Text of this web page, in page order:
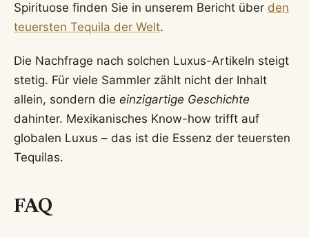
Spirituose finden Sie in unserem Bericht über den
teuersten Tequila der Welt.
Die Nachfrage nach solchen Luxus-Artikeln steigt
stetig. Für viele Sammler zählt nicht der Inhalt
allein, sondern die einzigartige Geschichte
dahinter. Mexikanisches Know-how trifft auf
globalen Luxus – das ist die Essenz der teuersten
Tequilas.
FAQ